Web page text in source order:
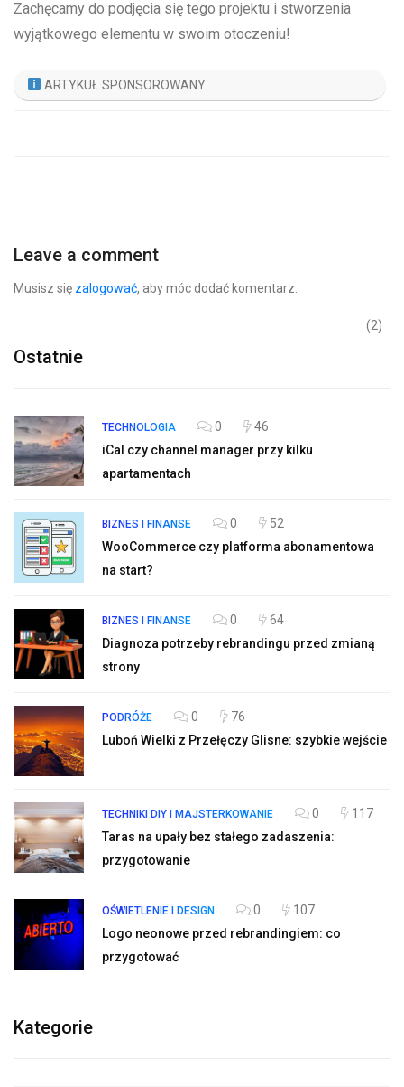
Zachęcamy do podjęcia się tego projektu i stworzenia
wyjątkowego elementu w swoim otoczeniu!
ARTYKUŁ SPONSOROWANY
Leave a comment
Musisz się zalogować, aby móc dodać komentarz.
Ostatnie
TECHNOLOGIA 0
46
iCal czy channel manager przy kilku
apartamentach
BIZNES I FINANSE 0
52
WooCommerce czy platforma abonamentowa
na start?
BIZNES I FINANSE 0
64
Diagnoza potrzeby rebrandingu przed zmianą
strony
PODRÓŻE 0
76
Luboń Wielki z Przełęczy Glisne: szybkie wejście
TECHNIKI DIY I MAJSTERKOWANIE 0
117
Taras na upały bez stałego zadaszenia:
przygotowanie
OŚWIETLENIE I DESIGN 0
107
Logo neonowe przed rebrandingiem: co
przygotować
Kategorie
(2)